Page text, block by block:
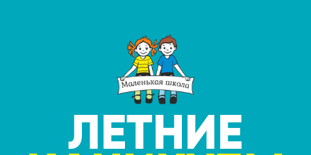
ЛЕТНИЕ
КАНИКУЛЫ
Погружаем в атмосферу праздника